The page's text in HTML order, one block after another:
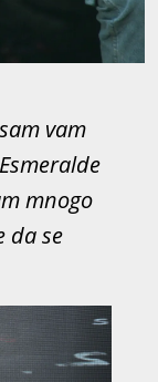
vam
mnogo
da se